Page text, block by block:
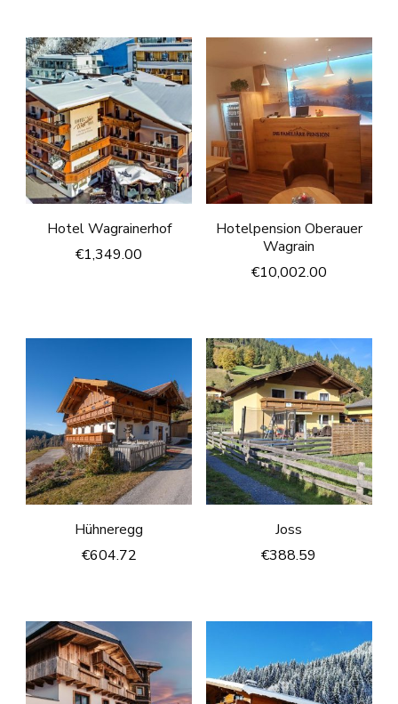
Hotel Wagrainerhof
€1,349.00
Hotelpension Oberauer
Wagrain
€10,002.00
Hühneregg
€604.72
Joss
€388.59